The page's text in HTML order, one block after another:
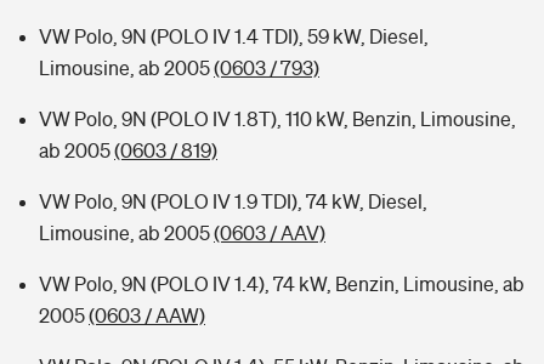
VW Polo, 9N (POLO IV 1.4 TDI), 59 kW, Diesel,
Limousine, ab 2005(0603 / 793)
VW Polo, 9N (POLO IV 1.8T), 110 kW, Benzin, Limousine,
ab 2005(0603 / 819)
VW Polo, 9N (POLO IV 1.9 TDI), 74 kW, Diesel,
Limousine, ab 2005(0603 / AAV)
VW Polo, 9N (POLO IV 1.4), 74 kW, Benzin, Limousine, ab
2005(0603 / AAW)